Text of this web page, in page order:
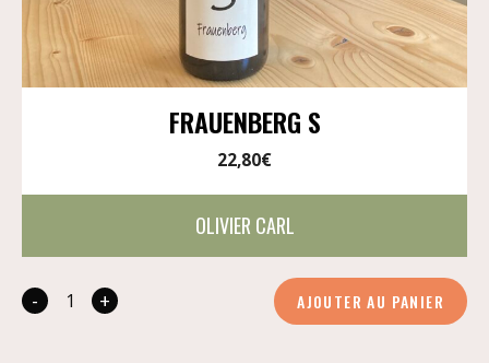
FRAUENBERG S
22,80€
OLIVIER CARL
-
quantité
+ AJOUTER AU PANIER